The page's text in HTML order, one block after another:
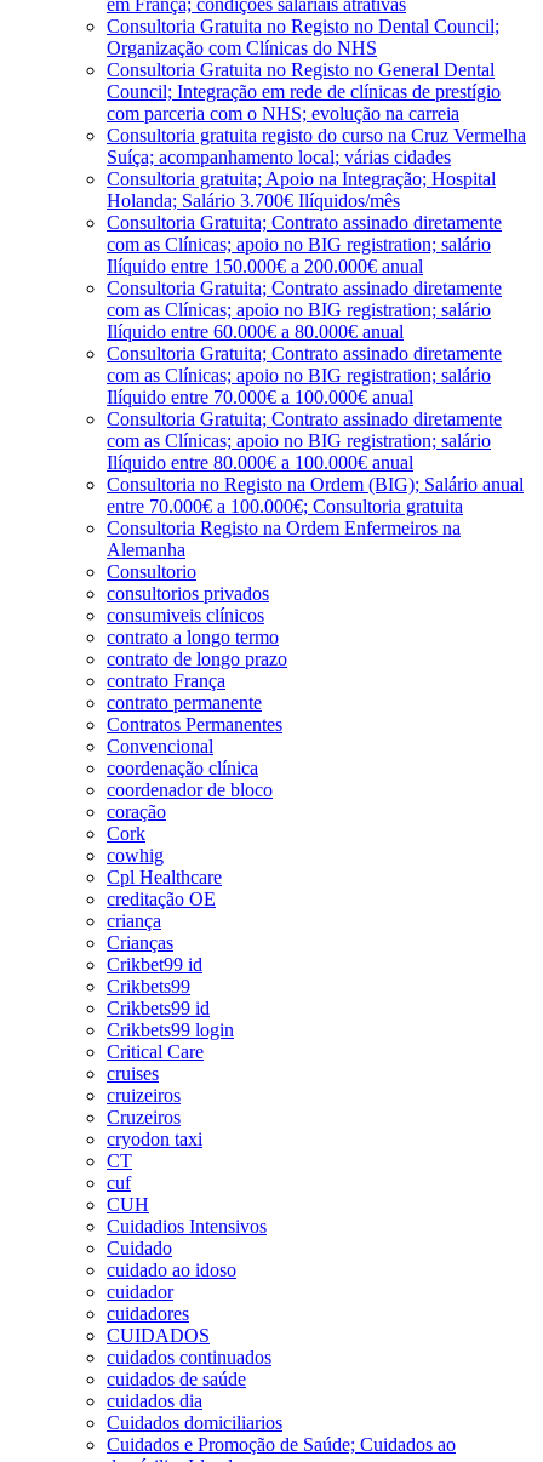
Consultoria Gratuita no Registo no Dental Council;
Organização com Clínicas do NHS
Consultoria Gratuita no Registo no General Dental
Council; Integração em rede de clínicas de prestígio
com parceria com o NHS; evolução na carreia
Consultoria gratuita registo do curso na Cruz Vermelha
Suíça; acompanhamento local; várias cidades
Consultoria gratuita; Apoio na Integração; Hospital
Holanda; Salário 3.700€ Ilíquidos/mês
Consultoria Gratuita; Contrato assinado diretamente
com as Clínicas; apoio no BIG registration; salário
Ilíquido entre 150.000€ a 200.000€ anual
Consultoria Gratuita; Contrato assinado diretamente
com as Clínicas; apoio no BIG registration; salário
Ilíquido entre 60.000€ a 80.000€ anual
Consultoria Gratuita; Contrato assinado diretamente
com as Clínicas; apoio no BIG registration; salário
Ilíquido entre 70.000€ a 100.000€ anual
Consultoria Gratuita; Contrato assinado diretamente
com as Clínicas; apoio no BIG registration; salário
Ilíquido entre 80.000€ a 100.000€ anual
Consultoria no Registo na Ordem (BIG); Salário anual
entre 70.000€ a 100.000€; Consultoria gratuita
Consultoria Registo na Ordem Enfermeiros na
Alemanha
Consultorio
consultorios privados
consumiveis clínicos
contrato a longo termo
contrato de longo prazo
contrato França
contrato permanente
Contratos Permanentes
Convencional
coordenação clínica
coordenador de bloco
coração
Cork
cowhig
Cpl Healthcare
creditação OE
criança
Crianças
Crikbet99 id
Crikbets99
Crikbets99 id
Crikbets99 login
Critical Care
cruises
cruizeiros
Cruzeiros
cryodon taxi
CT
cuf
CUH
Cuidadios Intensivos
Cuidado
cuidado ao idoso
cuidador
cuidadores
CUIDADOS
cuidados continuados
cuidados de saúde
cuidados dia
Cuidados domiciliarios
Cuidados e Promoção de Saúde; Cuidados ao